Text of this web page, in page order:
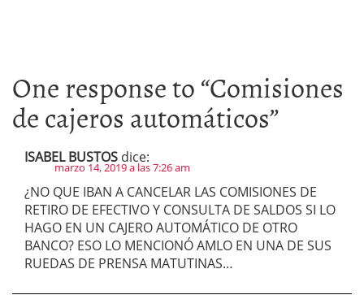
One response to “Comisiones
de cajeros automáticos”
ISABEL BUSTOS dice:
marzo 14, 2019 a las 7:26 am
¿NO QUE IBAN A CANCELAR LAS COMISIONES DE
RETIRO DE EFECTIVO Y CONSULTA DE SALDOS SI LO
HAGO EN UN CAJERO AUTOMÁTICO DE OTRO
BANCO? ESO LO MENCIONÓ AMLO EN UNA DE SUS
RUEDAS DE PRENSA MATUTINAS…